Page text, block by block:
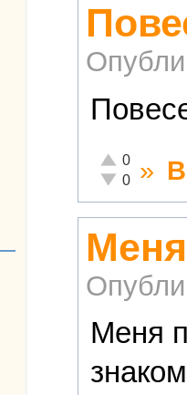
Отлично!
0
Неадекватно!
0 »
Меня